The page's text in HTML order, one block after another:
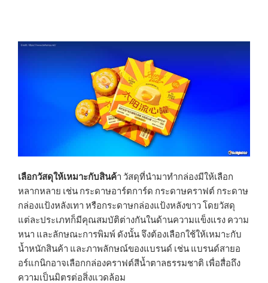
เลือกวัสดุให้เหมาะกับสินค้า วัสดุที่นำมาทำกล่องมีให้เลือก
หลากหลาย เช่น กระดาษอาร์ตการ์ด กระดาษคราฟต์ กระดาษ
กล่องแป้งหลังเทา หรือกระดาษกล่องแป้งหลังขาว โดยวัสดุ
แต่ละประเภทก็มีคุณสมบัติต่างกันในด้านความแข็งแรง ความ
หนา และลักษณะการพิมพ์ ดังนั้น จึงต้องเลือกใช้ให้เหมาะกับ
น้ำหนักสินค้า และภาพลักษณ์ของแบรนด์ เช่น แบรนด์สายอ
อร์แกนิกอาจเลือกกล่องคราฟต์สีน้ำตาลธรรมชาติ เพื่อสื่อถึง
ความเป็นมิตรต่อสิ่งแวดล้อม